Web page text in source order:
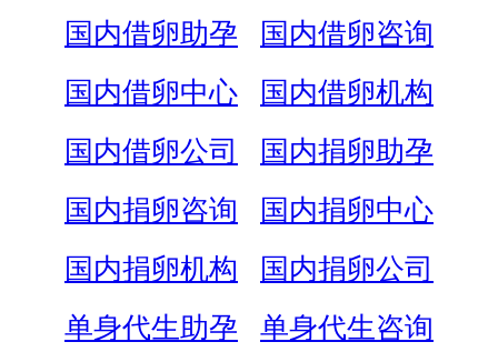
国内借卵助孕
国内借卵咨询
国内借卵中心
国内借卵机构
国内借卵公司
国内捐卵助孕
国内捐卵咨询
国内捐卵中心
国内捐卵机构
国内捐卵公司
单身代生助孕
单身代生咨询